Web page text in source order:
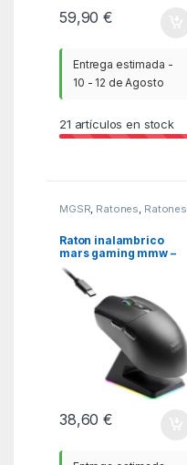
59,90€
Entrega estimada -
10 - 12 de Agosto
21 artículos en stock
MGSR, Ratones, Ratones
- joystick y tabletas
Raton inalambrico
mars gaming mmw –
elite negro
38,60€